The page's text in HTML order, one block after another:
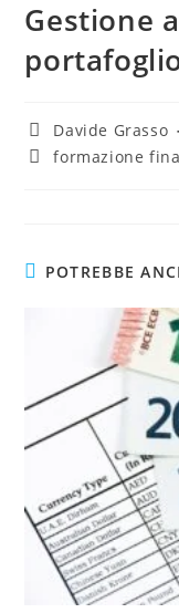
Gestione
Davide Grasso
formazione
POTREBBE